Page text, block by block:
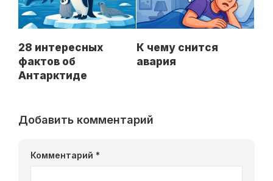
28 интересных
фактов об
Антарктиде
К чему снится
авария
Добавить комментарий
Комментарий *